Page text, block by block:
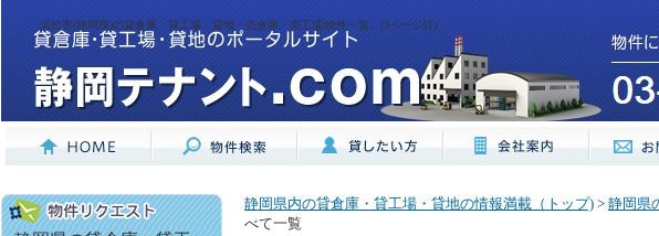
浜松市(静岡県)の貸倉庫・貸工場・貸地・売倉庫・売工場|物件一覧。(3ページ目)
静岡県内の貸倉庫・貸工場・貸地の情報満載（トップ) > 静岡県
べて一覧